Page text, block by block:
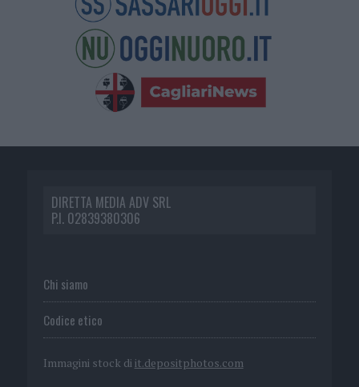
DIRETTA MEDIA ADV SRL
P.I. 02839380306
Chi siamo
Codice etico
Immagini stock di it.depositphotos.com